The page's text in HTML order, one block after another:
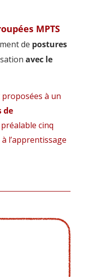
MPTS
de postures
avec le
à un
de
cinq
l’apprentissage